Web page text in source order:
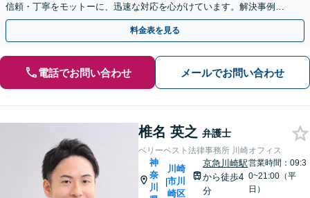
信頼・丁寧をモットーに、迅速な対応を心がけています。解決事例も
多数あり、交通事故に強い法律事務所と自負しております。
料金表を見る
電話でお問い合わせ メールでお問い合わせ
椎名 英之 弁護士
ベリーベスト法律事務所 川崎オフィス
神
奈
川
|
川崎
市川
崎区
京急川崎駅
から徒歩4
分
営業時間：09:3
0~21:00（平
日）